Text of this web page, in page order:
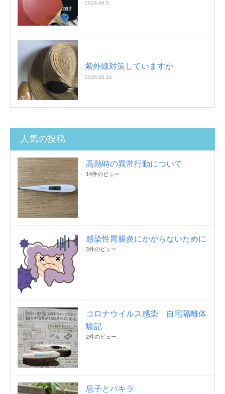
2026.06.5
紫外線対策していますか
2026.05.14
人気の投稿
高熱時の異常行動について
14件のビュー
感染性胃腸炎にかからないために
3件のビュー
コロナウイルス感染 自宅隔離体
験記
2件のビュー
息子とパキラ